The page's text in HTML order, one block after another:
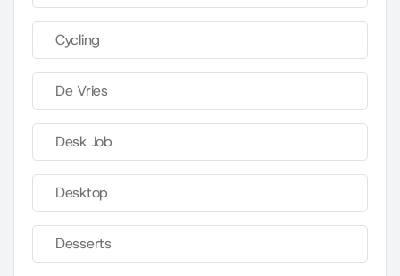
Cycling
De Vries
Desk Job
Desktop
Desserts